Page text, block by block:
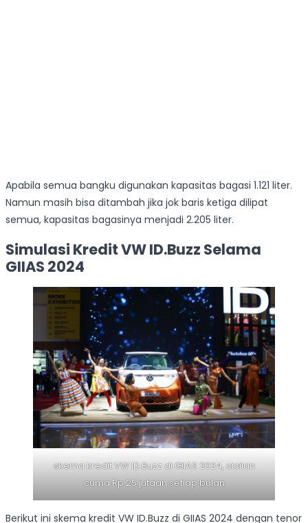
Apabila semua bangku digunakan kapasitas bagasi 1.121 liter.
Namun masih bisa ditambah jika jok baris ketiga dilipat
semua, kapasitas bagasinya menjadi 2.205 liter.
Simulasi Kredit VW ID.Buzz Selama
GIIAS 2024
skema kredit VW ID.Buzz di GIIAS 2024, cicilan
cuma Rp 25 jutaan setiap bulan
Berikut ini skema kredit VW ID.Buzz di GIIAS 2024 dengan tenor